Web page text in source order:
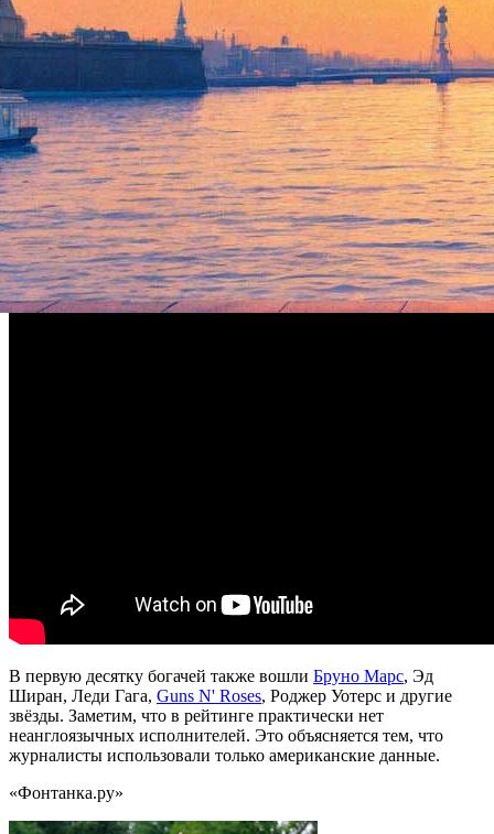
Одно из самых авторитетных изданий о музыке — Billboard
—опубликовалосписок музыкантов, которые больше всего
заработали в 2017 году. Первую строчку заняла ирландская
группа U2, на втором и третьем местах — американский
исполнитель кантри-музыки Гарт Брукс и метал-группа
Metallica.
Доходы U2 составили 54,4 миллиона долларов, в копилке у
Брукса и Metallica — 52,2 и 46,7 миллиона, соответственно.
Как можно понять из данных, большую часть прибылей
артистам принесли концерты и гастрольные туры.
В первую десятку богачей также вошли Бруно Марс, Эд
Ширан, Леди Гага, Guns N' Roses, Роджер Уотерс и другие
звёзды. Заметим, что в рейтинге практически нет
неанглоязычных исполнителей. Это объясняется тем, что
журналисты использовали только американские данные.
«Фонтанка.ру»